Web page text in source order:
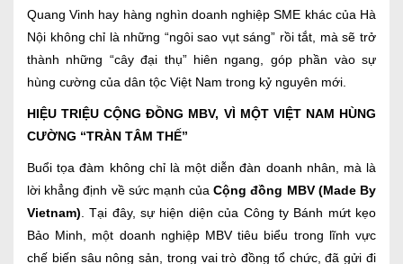
Quang Vinh hay hàng nghìn doanh nghiệp SME khác của Hà
Nội không chỉ là những “ngôi sao vụt sáng” rồi tắt, mà sẽ trở
thành những “cây đại thụ” hiên ngang, góp phần vào sự
hùng cường của dân tộc Việt Nam trong kỷ nguyên mới.
HIỆU TRIỆU CỘNG ĐỒNG MBV, VÌ MỘT VIỆT NAM HÙNG
CƯỜNG “TRÀN TÂM THẾ”
Buổi tọa đàm không chỉ là một diễn đàn doanh nhân, mà là
lời khẳng định về sức mạnh củaCộng đồng MBV (Made By
Vietnam) . Tại đây, sự hiện diện của Công ty Bánh mứt kẹo
Bảo Minh, một doanh nghiệp MBV tiêu biểu trong lĩnh vực
chế biến sâu nông sản, trong vai trò đồng tổ chức, đã gửi đi